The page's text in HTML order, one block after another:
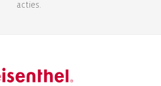
acties.